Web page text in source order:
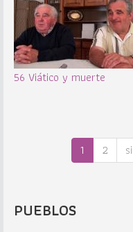
56 Viático y muerte
1 2
PUEBLOS